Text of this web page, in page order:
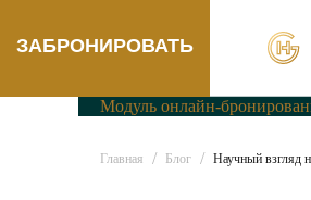
ЗАБРОНИРОВАТЬ
Модуль онлайн-
Главная / Блог / Научный взгляд